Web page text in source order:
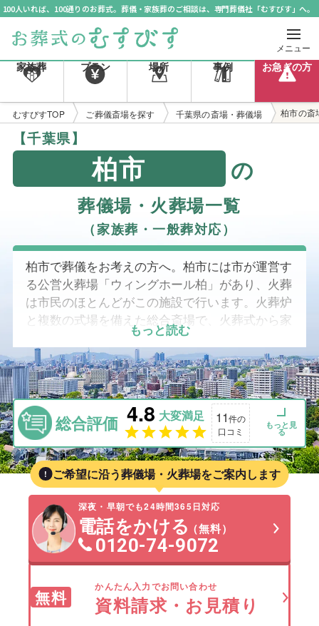
100人いれば、100通りのお葬式。葬儀・家族葬のご相談は、専門葬儀社「むすびす」へ。
メニュー
家族葬 プラン 場所 事例 お急ぎの方
むすびすTOP ご葬儀斎場を探す 千葉県の斎場・葬儀場 柏市の斎
【千葉県】
柏市 の
葬儀場・火葬場一覧
（家族葬・一般葬対応）
柏市で葬儀をお考えの方へ。柏市には市が運営す
る公営火葬場「ウィングホール柏」があり、火葬
は市民のほとんどがこの施設で行います。火葬炉
と複数の式場を備えた総合斎場で、火葬式から家
族葬・一般葬まで幅広い形式に対応可能です。市
民料金が適用されるため費用を抑えられるほか、
周辺自治体からの利用も多い利便性の高い施設で
す。このページでは、アクセス・料金の目安・家
族葬の可否を含め、葬祭プランナーが柏市および
周辺地域の斎場・火葬場をご紹介します。
もっと読む
総合評価 4.8 大変満足 11件の
口コミ
もっと見
る
ご希望に沿う葬儀場・火葬場をご案内します
深夜・早朝でも24時間365日対応
電話をかける（無料）
0120-74-9072
無料
かんたん入力でお問い合わせ
資料請求・お見積り